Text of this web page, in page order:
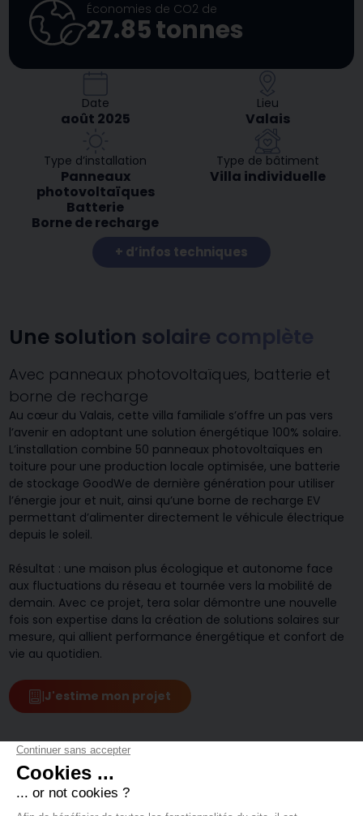
Économies de CO2 de
27.85tonnes
Date
août 2025
Lieu
Valais
Type d’installation
Panneaux
photovoltaïques
Batterie
Borne de recharge
Type de bâtiment
Villa individuelle
+ d’infos techniques
Une solution solaire complète
Avec panneaux photovoltaïques, batterie et
borne de recharge
Au cœur du Valais, cette villa familiale s’offre un pas vers
l’avenir en adoptant une solution énergétique 100% solaire.
L’installation combine 50 panneaux photovoltaïques en
toiture pour une production locale optimisée, une batterie
de stockage GoodWe de dernière génération pour utiliser
l’énergie jour et nuit, ainsi qu’une borne de recharge EV
permettant d’alimenter directement le véhicule électrique
depuis le soleil.
Résultat : une maison plus écologique et autonome face
aux fluctuations du réseau et tournée vers la mobilité de
demain. Avec ce projet, tera solar démontre une nouvelle
fois son expertise dans la création de solutions solaires sur
mesure, qui allient performance énergétique et confort de
vie au quotidien.
|J'estime mon projet
Résultat